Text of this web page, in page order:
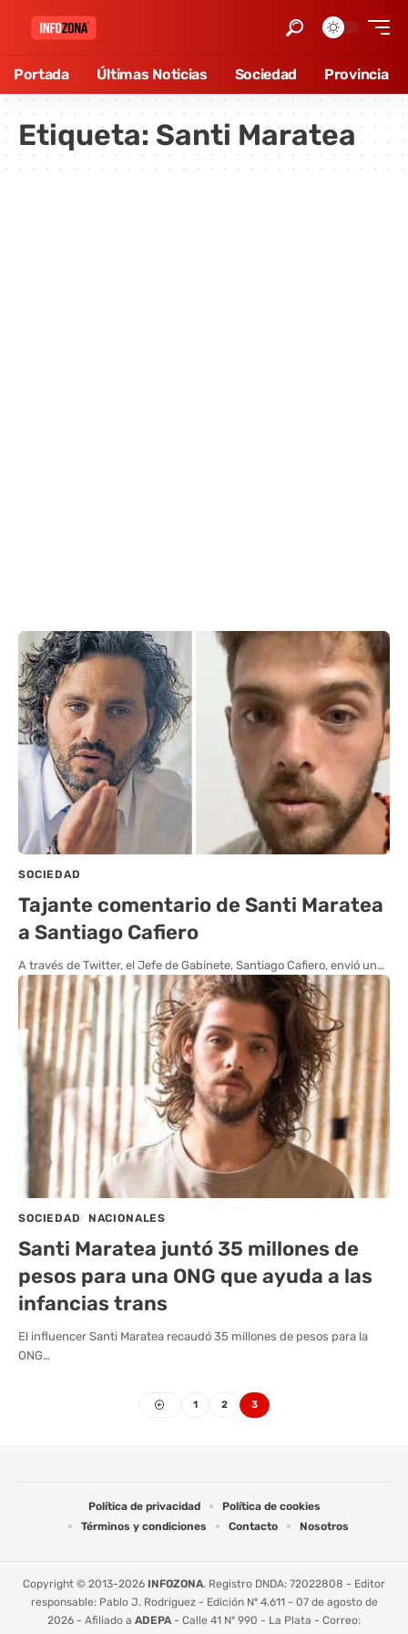
Portada Últimas Noticias Sociedad Provincia
Etiqueta: Santi Maratea
SOCIEDAD
Tajante comentario de Santi Maratea
a Santiago Cafiero
A través de Twitter, el Jefe de Gabinete, Santiago Cafiero, envió un…
SOCIEDAD NACIONALES
Santi Maratea juntó 35 millones de
pesos para una ONG que ayuda a las
infancias trans
El influencer Santi Maratea recaudó 35 millones de pesos para la
ONG…
1 2 3
Política de privacidad
Política de cookies
Términos y condiciones
Contacto Nosotros
Copyright © 2013-2026 INFOZONA. Registro DNDA: 72022808 - Editor
responsable: Pablo J. Rodriguez - Edición Nº 4.611 - 07 de agosto de
2026 - Afiliado a ADEPA- Calle 41 Nº 990 - La Plata - Correo: